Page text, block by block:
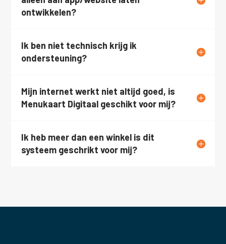
ontwikkelen?
Ik ben niet technisch krijg ik
ondersteuning?
Mijn internet werkt niet altijd goed, is
Menukaart Digitaal geschikt voor mij?
Ik heb meer dan een winkel is dit
systeem geschrikt voor mij?